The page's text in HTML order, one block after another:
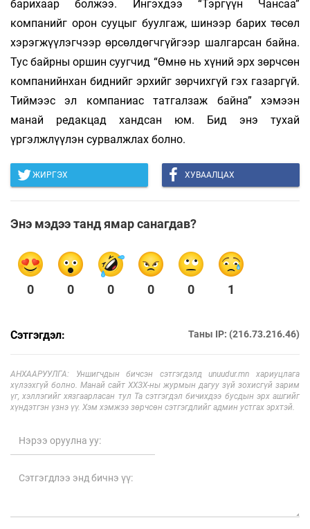
барихаар болжээ. Ингэхдээ “Тэргүүн Чансаа”
компанийг орон сууцыг буулгаж, шинээр барих төсөл
хэрэгжүүлэгчээр өрсөлдөгчгүйгээр шалгарсан байна.
Тус байрны оршин суугчид “Өмнө нь хүний эрх зөрчсөн
компанийнхан биднийг эрхийг зөрчихгүй гэх газаргүй.
Тиймээс эл компаниас татгалзаж байна” хэмээн
манай редакцад хандсан юм. Бид энэ тухай
үргэлжлүүлэн сурвалжлах болно.
ЖИРГЭХ ХУВААЛЦАХ
Энэ мэдээ танд ямар санагдав?
0 0 0 0 0 1
Сэтгэгдэл: Таны IP: (216.73.216.46)
АНХААРУУЛГА: Уншигчдын бичсэн сэтгэгдэлд unuudur.mn хариуцлага
хүлээхгүй болно. Манай сайт ХХЗХ-ны журмын дагуу зүй зохисгүй зарим
үг, хэллэгийг хязгаарласан тул Та сэтгэгдэл бичихдээ бусдын эрх ашгийг
хүндэтгэн үзнэ үү. Хэм хэмжээ зөрчсөн сэтгэгдлийг админ устгах эрхтэй.